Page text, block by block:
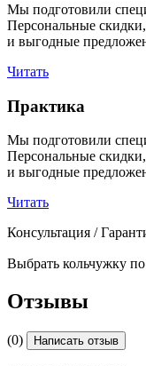
Мы подготовили
Персональные скидки,
и выгодные
Читать
Практика
Мы подготовили
Персональные скидки,
и выгодные
Читать
Консультация /
Выбрать кольчужку
Отзывы
(0) Написать отзыв